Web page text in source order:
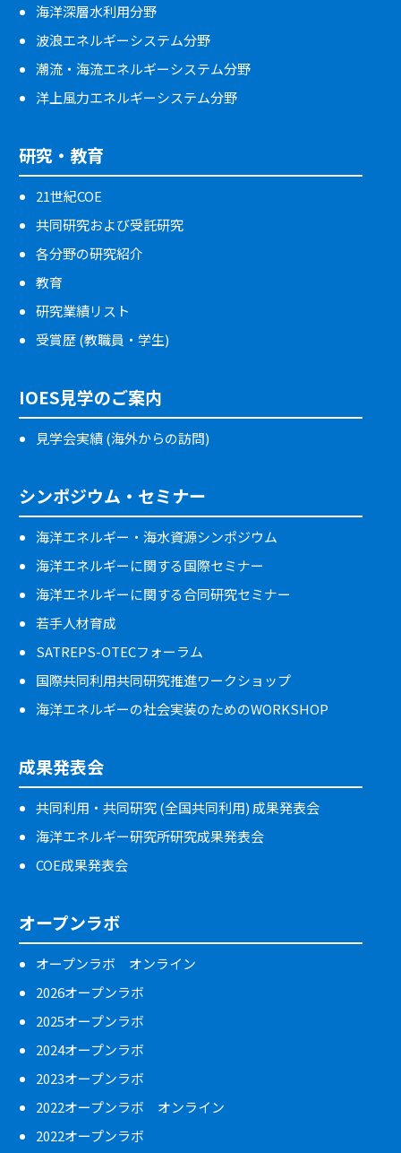
海洋深層水利用分野
波浪エネルギーシステム分野
潮流・海流エネルギーシステム分野
洋上風力エネルギーシステム分野
研究・教育
21世紀COE
共同研究および受託研究
各分野の研究紹介
教育
研究業績リスト
受賞歴 (教職員・学生)
IOES見学のご案内
見学会実績 (海外からの訪問)
シンポジウム・セミナー
海洋エネルギー・海水資源シンポジウム
海洋エネルギーに関する国際セミナー
海洋エネルギーに関する合同研究セミナー
若手人材育成
SATREPS-OTECフォーラム
国際共同利用共同研究推進ワークショップ
海洋エネルギーの社会実装のためのWORKSHOP
成果発表会
共同利用・共同研究 (全国共同利用) 成果発表会
海洋エネルギー研究所研究成果発表会
COE成果発表会
オープンラボ
オープンラボ オンライン
2026オープンラボ
2025オープンラボ
2024オープンラボ
2023オープンラボ
2022オープンラボ オンライン
2022オープンラボ